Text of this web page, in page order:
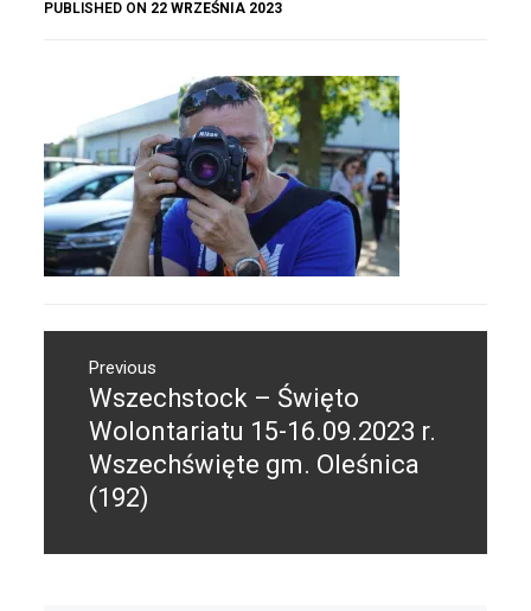
PUBLISHED ON 22 WRZEŚNIA 2023
wpisuPrevious
Previous
post:
Wszechstock – Święto
Wolontariatu 15-16.09.2023 r.
Wszechświęte gm. Oleśnica
(192)